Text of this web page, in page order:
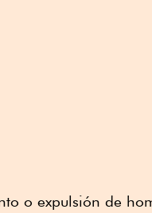
o expulsión de